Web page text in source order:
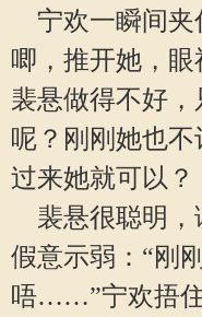
宁欢一瞬间夹
唧，推开她，
裴悬做得不好
呢？刚刚她也
过来她就可以？
裴悬很聪明，
假意示弱：“刚
唔……”宁欢捂住